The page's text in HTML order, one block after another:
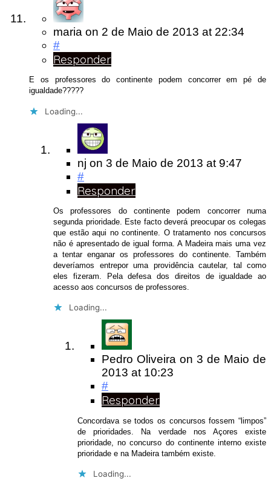
maria on 2 de Maio de 2013 at 22:34
#
Responder
E os professores do continente podem concorrer em pé de
igualdade?????
Loading...
nj on 3 de Maio de 2013 at 9:47
#
Responder
Os professores do continente podem concorrer numa
segunda prioridade. Este facto deverá preocupar os colegas
que estão aqui no continente. O tratamento nos concursos
não é apresentado de igual forma. A Madeira mais uma vez
a tentar enganar os professores do continente. Também
deveríamos entrepor uma providência cautelar, tal como
eles fizeram. Pela defesa dos direitos de igualdade ao
acesso aos concursos de professores.
Loading...
Pedro Oliveira on 3 de Maio de
2013 at 10:23
#
Responder
Concordava se todos os concursos fossem “limpos”
de prioridades. Na verdade nos Açores existe
prioridade, no concurso do continente interno existe
prioridade e na Madeira também existe.
Loading...